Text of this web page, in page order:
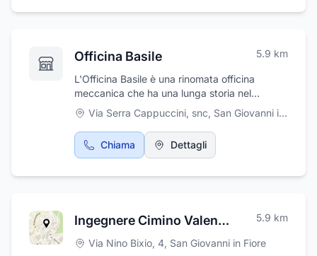
Officina Basile 5.9 km
L'Officina Basile è una rinomata officina
meccanica che ha una lunga storia nel
settore, essendo in attività da ben 37 anni. La
sua reputazione nel campo delle riparazioni
auto e dell'assistenza stradale è un segno
tangibile della sua affidabilità e competenza.
fatto di essere un centro convenzionato con
agevolazioni quando si tratta di servizi legati
caratteristiche distintive di questa officina è il
Via Serra Cappuccini, snc, San Giovanni in Fiore
Chiama Dettagli
Ingegnere Cimino Valentina 5.9 km
Via Nino Bixio, 4, San Giovanni in Fiore